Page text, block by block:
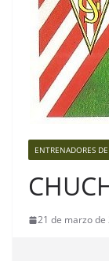
ENTRENADORES
21 de marzo de